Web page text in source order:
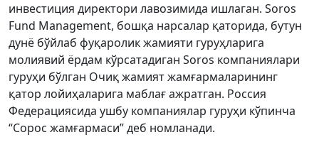
инвестиция директори лавозимида ишлаган. Soros
Fund Management, бошқа нарсалар қаторида, бутун
дунё бўйлаб фуқаролик жамияти гуруҳларига
молиявий ёрдам кўрсатадиган Soros компаниялари
гуруҳи бўлган Очиқ жамият жамғармаларининг
қатор лойиҳаларига маблағ ажратган. Россия
Федерациясида ушбу компаниялар гуруҳи кўпинча
“Сорос жамғармаси” деб номланади.